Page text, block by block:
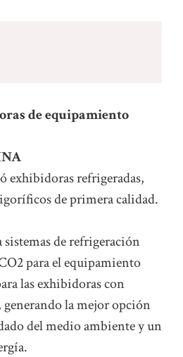
de equipamiento
exhibidoras refrigeradas,
de primera calidad.
de refrigeración
para el equipamiento
las exhibidoras con
la mejor opción
del medio ambiente y un